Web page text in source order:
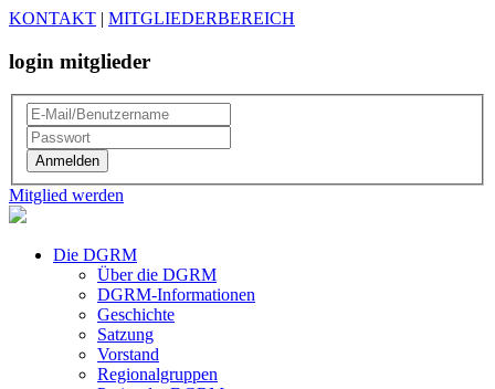
KONTAKT | MITGLIEDERBEREICH
login mitglieder
Mitglied werden
Die DGRM
Über die DGRM
DGRM-Informationen
Geschichte
Satzung
Vorstand
Regionalgruppen